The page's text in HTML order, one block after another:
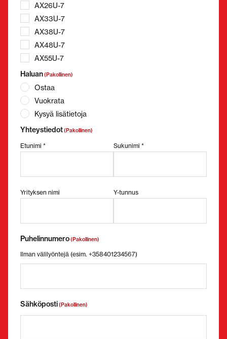
AX26U-7
AX33U-7
AX38U-7
AX48U-7
AX55U-7
Haluan(Pakollinen)
Ostaa
Vuokrata
Kysyä lisätietoja
Yhteystiedot(Pakollinen)
Etunimi * Sukunimi *
Yrityksen nimi Y-tunnus
Puhelinnumero(Pakollinen)
Ilman välilyöntejä (esim. +358401234567)
Sähköposti(Pakollinen)